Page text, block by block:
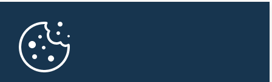
முதற்பக்கம்
பாராளுமன்ற கையடக்க செயலி